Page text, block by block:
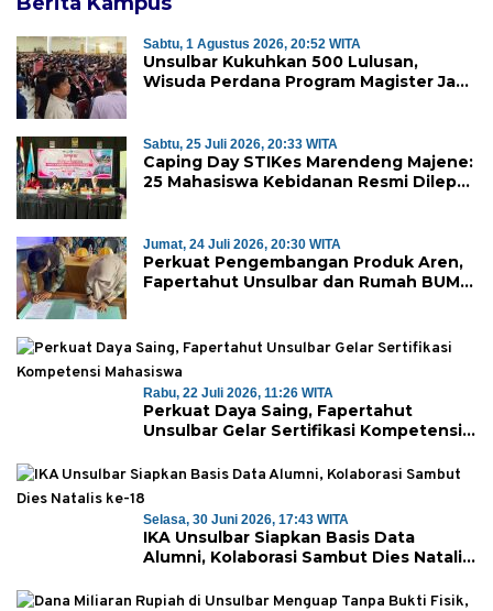
Sabtu, 1 Agustus 2026, 20:52 WITA
Unsulbar Kukuhkan 500 Lulusan,
Wisuda Perdana Program Magister Jadi
Sabtu, 25 Juli 2026, 20:33 WITA
Caping Day STIKes Marendeng Majene:
25 Mahasiswa Kebidanan Resmi Dilepas
Jumat, 24 Juli 2026, 20:30 WITA
Perkuat Pengembangan Produk Aren,
Fapertahut Unsulbar dan Rumah BUMN
Rabu, 22 Juli 2026, 11:26 WITA
Perkuat Daya Saing, Fapertahut
Unsulbar Gelar Sertifikasi Kompetensi
Selasa, 30 Juni 2026, 17:43 WITA
IKA Unsulbar Siapkan Basis Data
Alumni, Kolaborasi Sambut Dies Natalis